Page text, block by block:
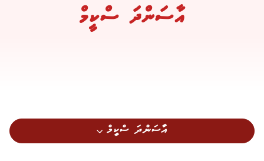
އާސަންދަ ސްކީމް
އާސަންދަ ސްކީމް